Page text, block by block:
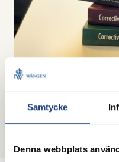
Samtycke
Denna webbplats
Kurstid ochupplägg
Kursen är en
studietakt. Kursen